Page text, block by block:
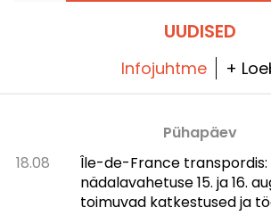
UUDISED
Infojuhtme +
Pühapäev
18.08
Île-de-France transpordis:
nädalavahetuse 15. ja 16.
toimuvad katkestused ja